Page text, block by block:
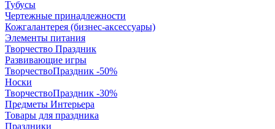
Тубусы
Чертежные принадлежности
Кожгалантерея (бизнес-аксессуары)
Элементы питания
Творчество Праздник
Развивающие игры
ТворчествоПраздник -50%
Носки
ТворчествоПраздник -30%
Предметы Интерьера
Товары для праздника
Праздники